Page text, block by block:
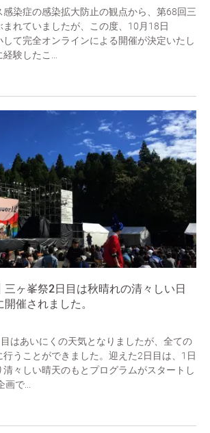
感染症の感染拡大防止の観点から、第68回三
まれていましたが、この度、10月18日
して完全オンラインによる開催が決定いたし
験したこ...
ヶ峯祭2日目は秋晴れの清々しい日
催されました。
はあいにくの天気となりましたが、全ての
うことができました。迎えた2日目は、1日
清々しい晴天のもとプログラムがスタートし
で...